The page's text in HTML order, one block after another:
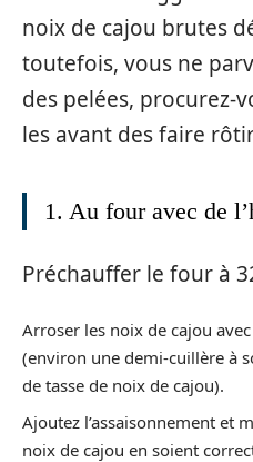
noix de cajou brutes
toutefois, vous ne
des pelées, procurez-
les avant des faire
1. Au four avec de
Préchauffer le four à
Arroser les noix de cajou
(environ une demi-cuillère à
de tasse de noix de cajou).
Ajoutez l’assaisonnement et
noix de cajou en soient